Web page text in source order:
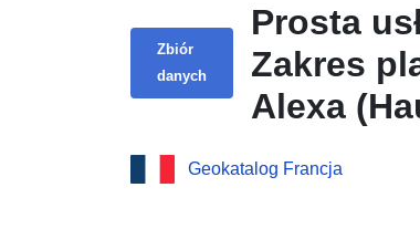
Zbiór
danych
Prosta
Zakres
Alexa
Geokatalog Francja